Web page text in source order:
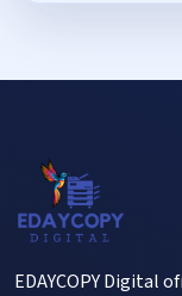
EDAYCOPY Digital